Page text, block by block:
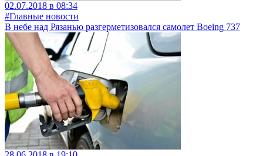
02.07.2018 в 08:34
#Главные новости
В небе над Рязанью разгерметизовался самолет Boeing 737